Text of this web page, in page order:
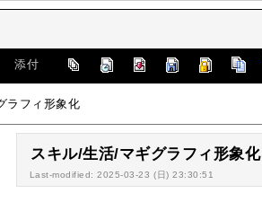
添付
ラフィ形象化
スキル/生活/マギグラフィ形象化
Last-modified: 2025-03-23 (日) 23:30:51